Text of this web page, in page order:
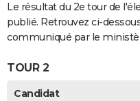
COPAINS D'AVANT
Se connecter
Collèges
Universités
Entreprises
Service militaire
Avis de recherche
AVIS DE DÉCÈS
FORUM
Bricolage
Culture
Television
Voyage
Le résultat du 2e tour de
publié. Retrouvez ci-
communiqué par le
TOUR 2
Candidat